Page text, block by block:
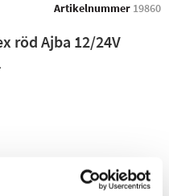
Artikelnummer 19860
röd Ajba 12/24V